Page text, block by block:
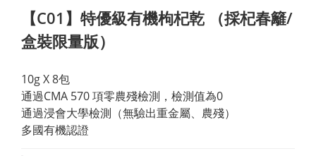
【C01】特優級有機枸杞乾 （採杞春籬/
盒裝限量版）
10g X 8包
通過CMA 570 項零農殘檢測，檢測值為0
通過浸會大學檢測（無驗出重金屬、農殘）
多國有機認證